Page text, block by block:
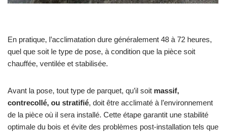
En pratique, l’acclimatation dure généralement 48 à 72 heures,
quel que soit le type de pose, à condition que la pièce soit
chauffée, ventilée et stabilisée.
Avant la pose, tout type de parquet, qu’il soit massif,
contrecollé, ou stratifié, doit être acclimaté à l’environnement
de la pièce où il sera installé. Cette étape garantit une stabilité
optimale du bois et évite des problèmes post-installation tels que